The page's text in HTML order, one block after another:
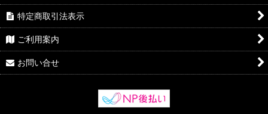
特定商取引法表示
ご利用案内
お問い合せ